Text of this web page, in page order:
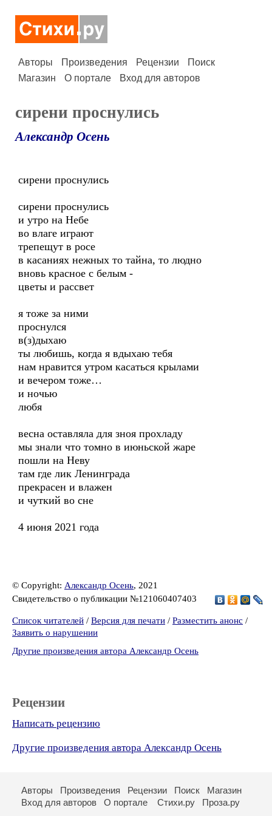
Авторы Произведения Рецензии
Поиск
Магазин
О портале Вход для авторов
сирени проснулись
Александр Осень
сирени проснулись
сирени проснулись
и утро на Небе
во влаге играют
трепещут в росе
в касаниях нежных то тайна, то людно
вновь красное с белым -
цветы и рассвет
я тоже за ними
проснулся
в(з)дыхаю
ты любишь, когда я вдыхаю тебя
нам нравится утром касаться крылами
и вечером тоже…
и ночью
любя
весна оставляла для зноя прохладу
мы знали что томно в июньской жаре
пошли на Неву
там где лик Ленинграда
прекрасен и влажен
и чуткий во сне
4 июня 2021 года
© Copyright: Александр Осень, 2021
Свидетельство о публикации №121060407403
Список читателей / Версия для печати / Разместить анонс /
Заявить о нарушении
Другие произведения автора Александр Осень
Рецензии
Написать рецензию
Другие произведения автора Александр Осень
Авторы Произведения Рецензии Поиск
Магазин
Вход для авторов
О портале Стихи.ру Проза.ру